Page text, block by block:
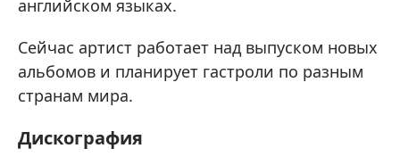
английском языках.
Сейчас артист работает над выпуском новых
альбомов и планирует гастроли по разным
странам мира.
Дискография